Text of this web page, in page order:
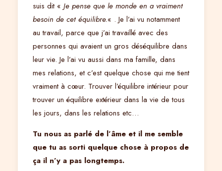
suis dit « Je pense que le monde en a vraiment
besoin de cet équilibre.« . Je l’ai vu notamment
au travail, parce que j’ai travaillé avec des
personnes qui avaient un gros déséquilibre dans
leur vie. Je l’ai vu aussi dans ma famille, dans
mes relations, et c’est quelque chose qui me tient
vraiment à cœur. Trouver l’équilibre intérieur pour
trouver un équilibre extérieur dans la vie de tous
les jours, dans les relations etc…
Tu nous as parlé de l’âme et il me semble
que tu as sorti quelque chose à propos de
ça il n’y a pas longtemps.